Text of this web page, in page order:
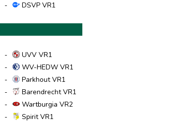
- DSVP VR1
-
UVV VR1
-
WV-HEDW VR1
-
Parkhout VR1
-
Barendrecht VR1
-
Wartburgia VR2
- Spirit VR1